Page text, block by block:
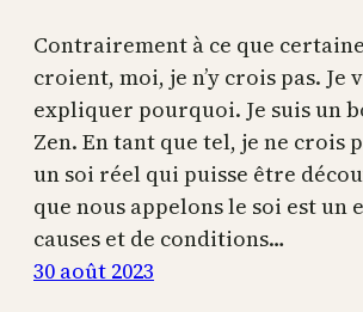
Contrairement à ce que
croient, moi, je n’y crois pas. Je
expliquer pourquoi. Je suis un
Zen. En tant que tel, je ne crois
un soi réel qui puisse être
que nous appelons le soi est un
causes et de conditions…
30 août 2023